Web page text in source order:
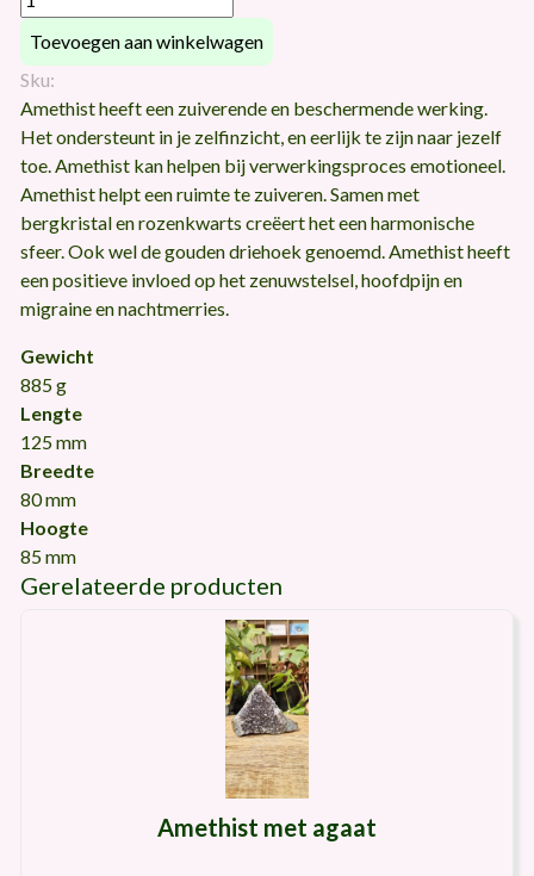
Sku:
Amethist heeft een zuiverende en beschermende werking.
Het ondersteunt in je zelfinzicht, en eerlijk te zijn naar jezelf
toe. Amethist kan helpen bij verwerkingsproces emotioneel.
Amethist helpt een ruimte te zuiveren. Samen met
bergkristal en rozenkwarts creëert het een harmonische
sfeer. Ook wel de gouden driehoek genoemd. Amethist heeft
een positieve invloed op het zenuwstelsel, hoofdpijn en
migraine en nachtmerries.
Gewicht
885 g
Lengte
125 mm
Breedte
80 mm
Hoogte
85 mm
Gerelateerde producten
Amethist met agaat